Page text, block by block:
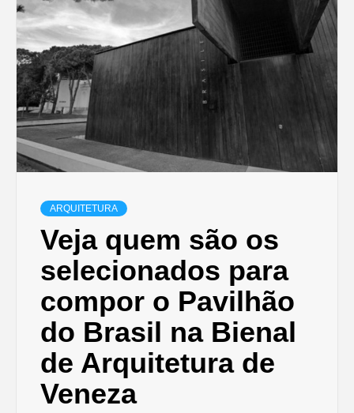
ARQUITETURA
Veja quem são os
selecionados para
compor o Pavilhão
do Brasil na Bienal
de Arquitetura de
Veneza